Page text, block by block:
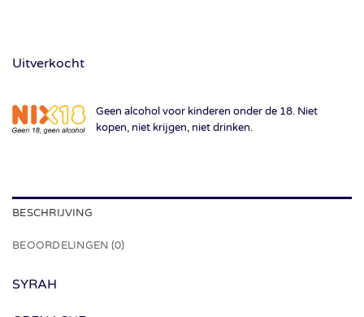
Uitverkocht
Geen alcohol voor kinderen onder de 18. Niet
kopen, niet krijgen, niet drinken.
BESCHRIJVING
BEOORDELINGEN (0)
SYRAH